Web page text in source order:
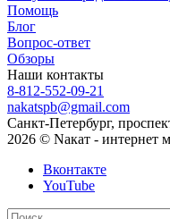
Помощь
Блог
Вопрос-ответ
Обзоры
Наши контакты
8-812-552-09-21
nakatspb@gmail.com
Санкт-Петербург,
2026 © Nакат - интернет
Вконтакте
YouTube